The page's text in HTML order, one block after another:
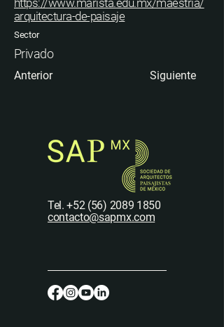
https://www.marista.edu.mx/maestria/
arquitectura-de-paisaje
Sector
Privado
Anterior Siguiente
Tel.+52 (56) 2089 1850
contacto@sapmx.com